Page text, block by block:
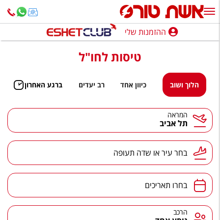
ההזמנות שלי
חופשה לפי סגנון
מלונות באילת
טיולים מאורגנים
חבילות נופש
הרגע האחרון
חבילות בריאות וספא
ההזמנות שלי
טיסות לחו"ל
הלוך ושוב כיוון אחד רב יעדים ברגע האחרון
המראה
תל אביב
בחר עיר או שדה תעופה
בחרו תאריכים
הרכב